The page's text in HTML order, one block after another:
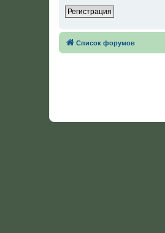
Регистрация
Список форумов